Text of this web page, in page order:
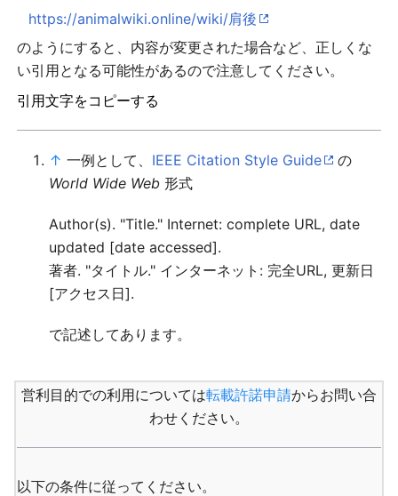
https://animalwiki.online/wiki/肩後
のようにすると、内容が変更された場合など、正しくな
い引用となる可能性があるので注意してください。
引用文字をコピーする
↑ 一例として、 IEEE Citation Style Guide
の
World Wide Web 形式
Author(s). "Title." Internet: complete URL, date
updated [date accessed].
著者. "タイトル." インターネット: 完全URL, 更新日
[アクセス日].
で記述してあります。
営利目的での利用については転載許諾申請からお問い合
わせください。
以下の条件に従ってください。